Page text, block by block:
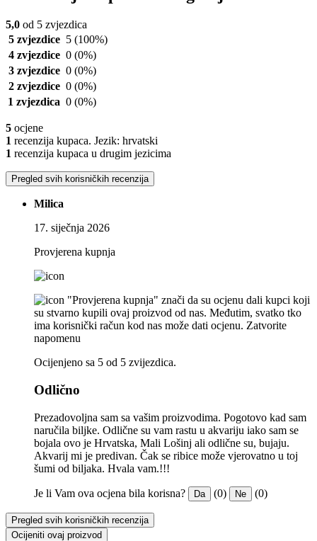
5,0 od 5 zvjezdica
5 zvjezdice 5 (100%)
4 zvjezdice 0 (0%)
3 zvjezdice 0 (0%)
2 zvjezdice 0 (0%)
1 zvjezdica 0 (0%)
5 ocjene
1 recenzija kupaca. Jezik: hrvatski
1 recenzija kupaca u drugim jezicima
Pregled svih korisničkih recenzija
Milica
17. siječnja 2026
Provjerena kupnja
"Provjerena kupnja" znači da su ocjenu dali kupci koji
su stvarno kupili ovaj proizvod od nas. Međutim, svatko tko
ima korisnički račun kod nas može dati ocjenu. Zatvorite
napomenu
Ocijenjeno sa 5 od 5 zvijezdica.
Odlično
Prezadovoljna sam sa vašim proizvodima. Pogotovo kad sam
naručila biljke. Odlične su vam rastu u akvariju iako sam se
bojala ovo je Hrvatska, Mali Lošinj ali odlične su, bujaju.
Akvarij mi je predivan. Čak se ribice može vjerovatno u toj
šumi od biljaka. Hvala vam.!!!
Je li Vam ova ocjena bila korisna? Da (0) Ne (0)
Pregled svih korisničkih recenzija
Ocijeniti ovaj proizvod